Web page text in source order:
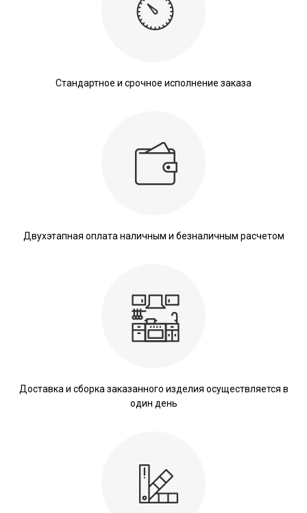
Стандартное и срочное исполнение заказа
Двухэтапная оплата наличным и безналичным расчетом
Доставка и сборка заказанного изделия осуществляется в
один день